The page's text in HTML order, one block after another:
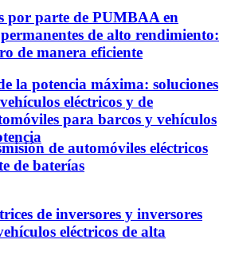
por parte de PUMBAA en
de alto rendimiento:
de manera eficiente
la potencia máxima: soluciones
eléctricos y de
para barcos y vehículos
de automóviles eléctricos
de baterías
de inversores y inversores
eléctricos de alta